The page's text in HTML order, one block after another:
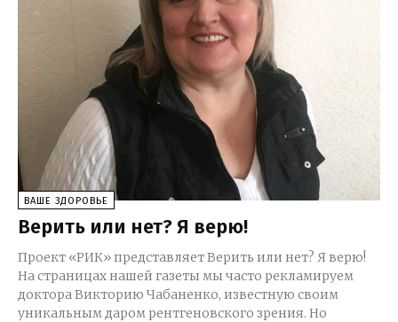
ВАШЕ ЗДОРОВЬЕ
Верить или нет? Я верю!
Проект «РИК» представляет Верить или нет? Я верю!
На страницах нашей газеты мы часто рекламируем
доктора Викторию Чабаненко, известную своим
уникальным даром рентгеновского зрения. Но